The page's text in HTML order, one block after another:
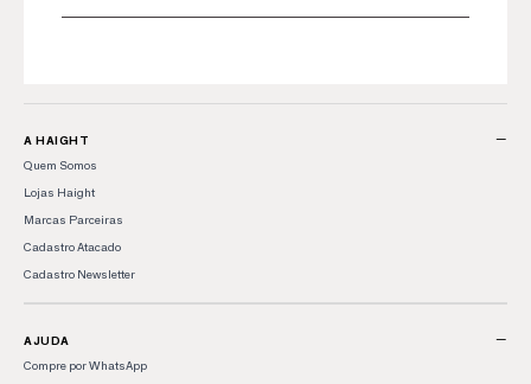
A HAIGHT −
Quem Somos
Lojas Haight
Marcas Parceiras
Cadastro Atacado
Cadastro Newsletter
AJUDA −
Compre por WhatsApp